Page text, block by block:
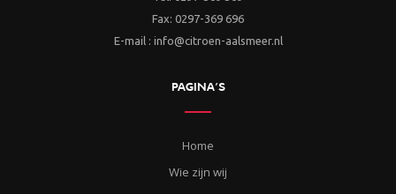
Fax: 0297-369 696
E-mail : info@citroen-aalsmeer.nl
PAGINA’S
Home
Wie zijn wij